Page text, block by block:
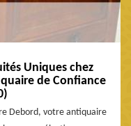
Uniques chez
de Confiance
Debord, votre antiquaire